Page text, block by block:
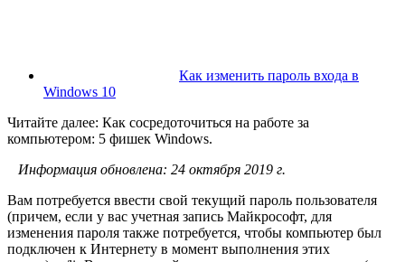
Как изменить пароль входа в
Windows 10
Читайте далее: Как сосредоточиться на работе за
компьютером: 5 фишек Windows.
Информация обновлена: 24 октября 2019 г.
Вам потребуется ввести свой текущий пароль пользователя
(причем, если у вас учетная запись Майкрософт, для
изменения пароля также потребуется, чтобы компьютер был
подключен к Интернету в момент выполнения этих